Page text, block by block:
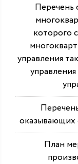
Перечень
которого
управления
оказывающих
План